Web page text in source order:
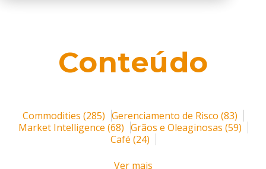
Conteúdo
Commodities (285) Gerenciamento de Risco (83)
Market Intelligence (68) Grãos e Oleaginosas (59)
Café (24)
Ver mais